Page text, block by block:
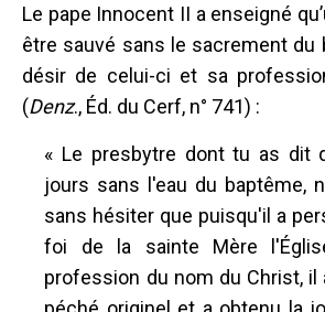
Le pape Innocent II a enseigné
être sauvé sans le sacrement du
désir de celui-ci et sa
(Denz., Éd. du Cerf, n° 741) :
« Le presbytre dont tu as dit
jours sans l'eau du baptême,
sans hésiter que puisqu'il a
foi de la sainte Mère
profession du nom du Christ, il